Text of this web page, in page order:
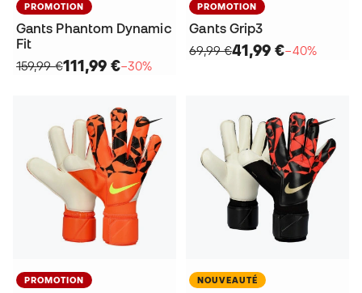
PROMOTION
Gants Phantom Dynamic
Fit
159,99 €111,99 €−30%
PROMOTION
Gants Grip3
69,99 €41,99 €−40%
PROMOTION NOUVEAUTÉ